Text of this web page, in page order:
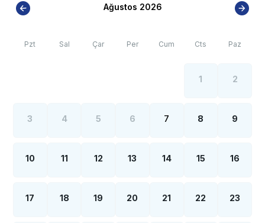
Ağustos 2026
Pzt Sal Çar Per Cum Cts Paz
1 2
3 4 5 6 7 8 9
10 11 12 13 14 15 16
17 18 19 20 21 22 23